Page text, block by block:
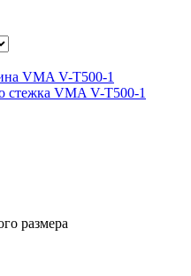
стежка VMA V-T500-1
размера